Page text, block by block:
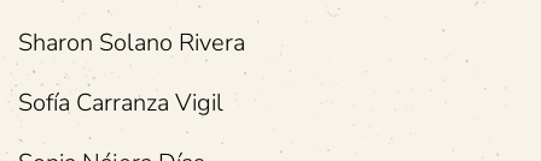
Sharon Solano Rivera
Sofía Carranza Vigil